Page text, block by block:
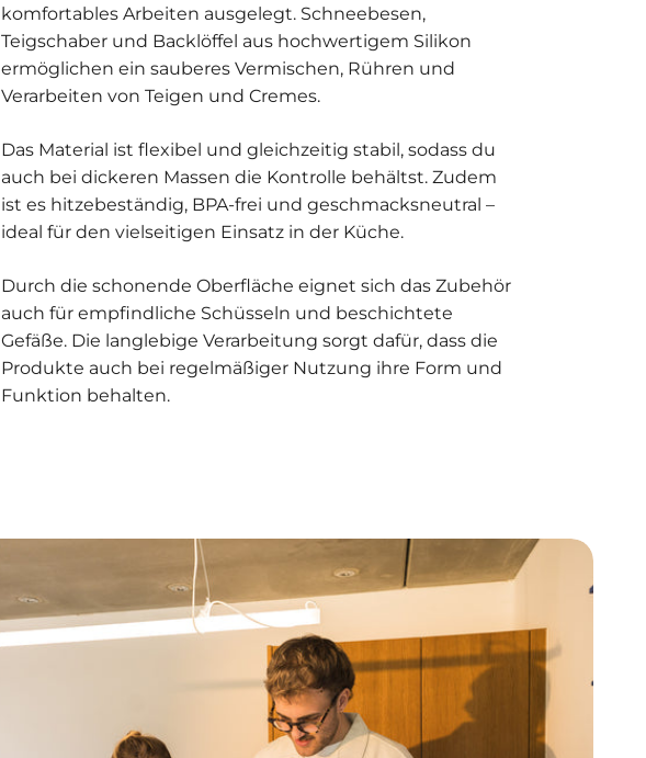
komfortables Arbeiten ausgelegt. Schneebesen,
Teigschaber und Backlöffel aus hochwertigem Silikon
ermöglichen ein sauberes Vermischen, Rühren und
Verarbeiten von Teigen und Cremes.
Das Material ist flexibel und gleichzeitig stabil, sodass du
auch bei dickeren Massen die Kontrolle behältst. Zudem
ist es hitzebeständig, BPA-frei und geschmacksneutral –
ideal für den vielseitigen Einsatz in der Küche.
Durch die schonende Oberfläche eignet sich das Zubehör
auch für empfindliche Schüsseln und beschichtete
Gefäße. Die langlebige Verarbeitung sorgt dafür, dass die
Produkte auch bei regelmäßiger Nutzung ihre Form und
Funktion behalten.